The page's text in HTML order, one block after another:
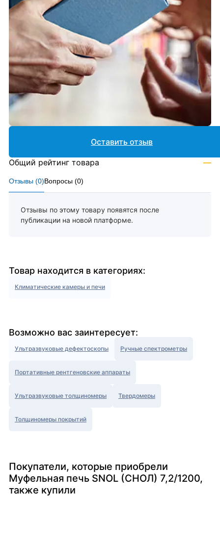
Отзывы (0)Вопросы (0)
Отзывы по этому товару появятся после
публикации на новой платформе.
Оставить отзыв
Общий рейтинг товара —
Товар находится в категориях:
Климатические камеры и печи
Возможно вас заинтересует:
Ультразвуковые дефектоскопы Ручные спектрометры
Портативные рентгеновские аппараты
Ультразвуковые толщиномеры Твердомеры
Толщиномеры покрытий
Покупатели, которые приобрели
Муфельная печь SNOL (СНОЛ) 7,2/1200,
также купили